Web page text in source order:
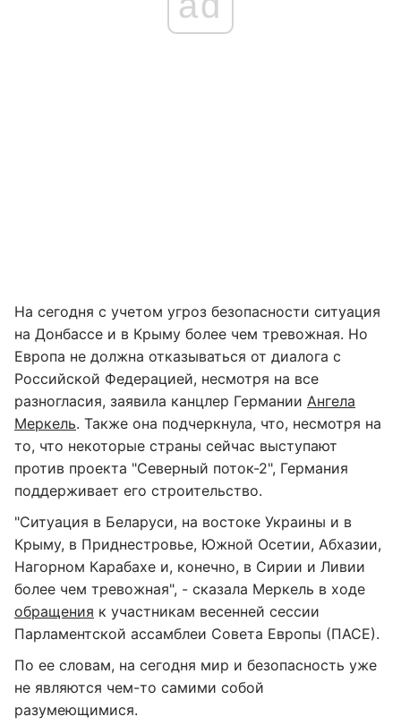
На сегодня с учетом угроз безопасности ситуация
на Донбассе и в Крыму более чем тревожная. Но
Европа не должна отказываться от диалога с
Российской Федерацией, несмотря на все
разногласия, заявила канцлер Германии Ангела
Меркель. Также она подчеркнула, что, несмотря на
то, что некоторые страны сейчас выступают
против проекта "Северный поток-2", Германия
поддерживает его строительство.
"Ситуация в Беларуси, на востоке Украины и в
Крыму, в Приднестровье, Южной Осетии, Абхазии,
Нагорном Карабахе и, конечно, в Сирии и Ливии
более чем тревожная", - сказала Меркель в ходе
обращения к участникам весенней сессии
Парламентской ассамблеи Совета Европы (ПАСЕ).
По ее словам, на сегодня мир и безопасность уже
не являются чем-то самими собой
разумеющимися.